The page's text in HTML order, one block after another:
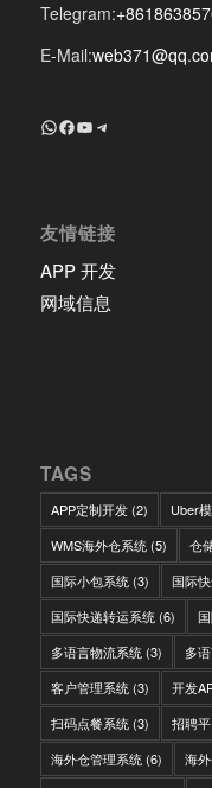
Telegram:
E-Mail:
+8618639018603
Facebook
YouTube
Telegram
友情链接
APP 开发
网域信息
TAGS
APP定制开发(2) Uber
WMS海外仓系统(5) 仓
国际小包系统(3) 国际
国际快递转运系统(6)
多语言物流系统(3) 多
客户管理系统(3) 开发
扫码点餐系统(3) 招聘
海外仓管理系统(6) 海